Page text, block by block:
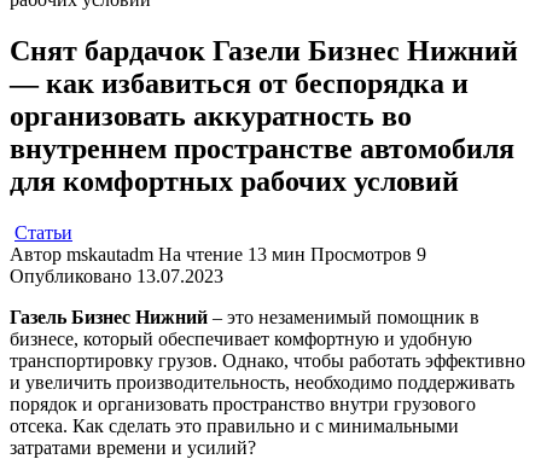
Снят бардачок Газели Бизнес Нижний
— как избавиться от беспорядка и
организовать аккуратность во
внутреннем пространстве автомобиля
для комфортных рабочих условий
Статьи
Автор mskautadm На чтение 13 мин Просмотров 9
Опубликовано 13.07.2023
Газель Бизнес Нижний – это незаменимый помощник в
бизнесе, который обеспечивает комфортную и удобную
транспортировку грузов. Однако, чтобы работать эффективно
и увеличить производительность, необходимо поддерживать
порядок и организовать пространство внутри грузового
отсека. Как сделать это правильно и с минимальными
затратами времени и усилий?